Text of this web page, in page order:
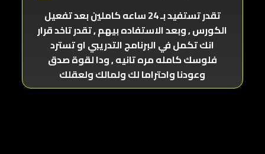
تقدر تستفيد بـ 24 ساعه كاملين بعد تفعيل
الكورس , وبعد الاستفاده بيهم , تقدر تاخد قرار
انك تكمل في البرنامج التدريبي او تسترد
فلوسك كامله مره تانيه , ودا لقوة صدق
وعودنا واحتراما لك ولمالك ولعقلك